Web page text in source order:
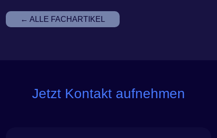
← ALLE FACHARTIKEL
Jetzt Kontakt aufnehmen